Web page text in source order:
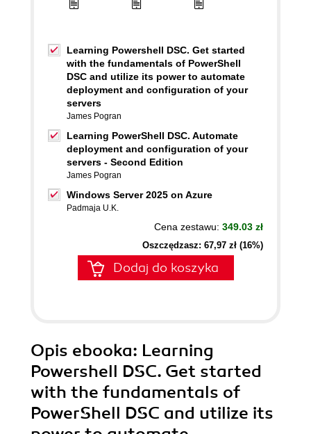
Learning Powershell DSC. Get started
with the fundamentals of PowerShell
DSC and utilize its power to automate
deployment and configuration of your
servers
James Pogran
Learning PowerShell DSC. Automate
deployment and configuration of your
servers - Second Edition
James Pogran
Windows Server 2025 on Azure
Padmaja U.K.
Cena zestawu: 349.03 zł
Oszczędzasz: 67,97 zł (16%)
Dodaj do koszyka
Opis ebooka: Learning
Powershell DSC. Get started
with the fundamentals of
PowerShell DSC and utilize its